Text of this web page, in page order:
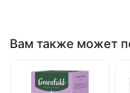
Вам также может